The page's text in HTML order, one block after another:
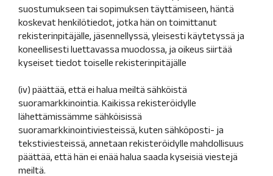
suostumukseen tai sopimuksen täyttämiseen, häntä
koskevat henkilötiedot, jotka hän on toimittanut
rekisterinpitäjälle, jäsennellyssä, yleisesti käytetyssä ja
koneellisesti luettavassa muodossa, ja oikeus siirtää
kyseiset tiedot toiselle rekisterinpitäjälle
(iv) päättää, että ei halua meiltä sähköistä
suoramarkkinointia. Kaikissa rekisteröidylle
lähettämissämme sähköisissä
suoramarkkinointiviesteissä, kuten sähköposti- ja
tekstiviesteissä, annetaan rekisteröidylle mahdollisuus
päättää, että hän ei enää halua saada kyseisiä viestejä
meiltä.